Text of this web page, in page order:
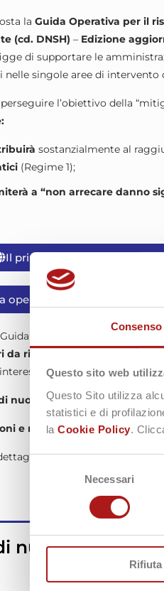
Consenso
Questo sito web
Questo Sito utilizza
statistici e di
la Cookie Policy.
Necessari
Rifiuta
la Guida Operativa per il
(cd. DNSH) – Edizione
di supportare le
singole aree di intervento
l’obiettivo della
sostanzialmente al
(Regime 1);
a “non arrecare danno
Il principio DNSH (Do No
operativa per il rispetto del
assumono particolare
rispettare
dell’analista
nuovi edifici;
e riqualificazioni di edifici
quanto disciplinato in
nuovi edifici